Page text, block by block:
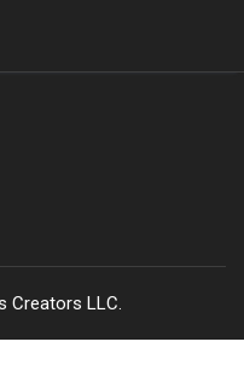
Creators LLC.